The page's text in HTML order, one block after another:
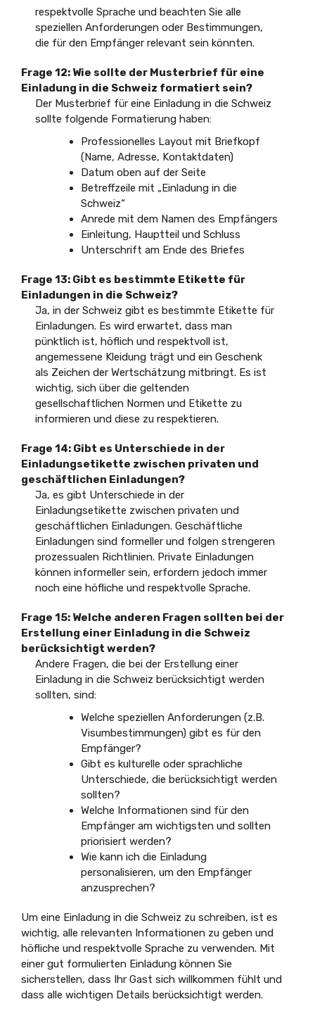
respektvolle Sprache und beachten Sie alle
speziellen Anforderungen oder Bestimmungen,
die für den Empfänger relevant sein könnten.
Frage 12: Wie sollte der Musterbrief für eine
Einladung in die Schweiz formatiert sein?
Der Musterbrief für eine Einladung in die Schweiz
sollte folgende Formatierung haben:
Professionelles Layout mit Briefkopf
(Name, Adresse, Kontaktdaten)
Datum oben auf der Seite
Betreffzeile mit „Einladung in die
Schweiz“
Anrede mit dem Namen des Empfängers
Einleitung, Hauptteil und Schluss
Unterschrift am Ende des Briefes
Frage 13: Gibt es bestimmte Etikette für
Einladungen in die Schweiz?
Ja, in der Schweiz gibt es bestimmte Etikette für
Einladungen. Es wird erwartet, dass man
pünktlich ist, höflich und respektvoll ist,
angemessene Kleidung trägt und ein Geschenk
als Zeichen der Wertschätzung mitbringt. Es ist
wichtig, sich über die geltenden
gesellschaftlichen Normen und Etikette zu
informieren und diese zu respektieren.
Frage 14: Gibt es Unterschiede in der
Einladungsetikette zwischen privaten und
geschäftlichen Einladungen?
Ja, es gibt Unterschiede in der
Einladungsetikette zwischen privaten und
geschäftlichen Einladungen. Geschäftliche
Einladungen sind formeller und folgen strengeren
prozessualen Richtlinien. Private Einladungen
können informeller sein, erfordern jedoch immer
noch eine höfliche und respektvolle Sprache.
Frage 15: Welche anderen Fragen sollten bei der
Erstellung einer Einladung in die Schweiz
berücksichtigt werden?
Andere Fragen, die bei der Erstellung einer
Einladung in die Schweiz berücksichtigt werden
sollten, sind:
Welche speziellen Anforderungen (z.B.
Visumbestimmungen) gibt es für den
Empfänger?
Gibt es kulturelle oder sprachliche
Unterschiede, die berücksichtigt werden
sollten?
Welche Informationen sind für den
Empfänger am wichtigsten und sollten
priorisiert werden?
Wie kann ich die Einladung
personalisieren, um den Empfänger
anzusprechen?
Um eine Einladung in die Schweiz zu schreiben, ist es
wichtig, alle relevanten Informationen zu geben und
höfliche und respektvolle Sprache zu verwenden. Mit
einer gut formulierten Einladung können Sie
sicherstellen, dass Ihr Gast sich willkommen fühlt und
dass alle wichtigen Details berücksichtigt werden.